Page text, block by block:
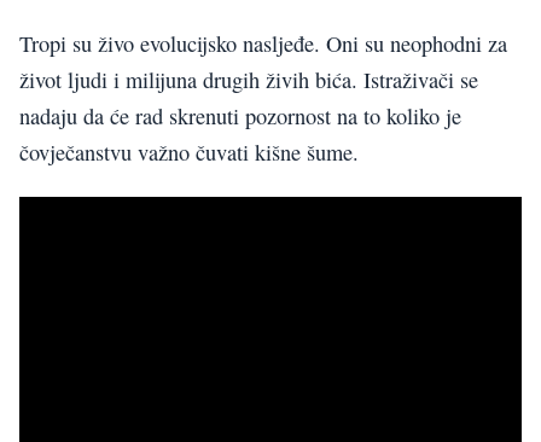
Tropi su živo evolucijsko nasljeđe. Oni su neophodni za
život ljudi i milijuna drugih živih bića. Istraživači se
nadaju da će rad skrenuti pozornost na to koliko je
čovječanstvu važno čuvati kišne šume.